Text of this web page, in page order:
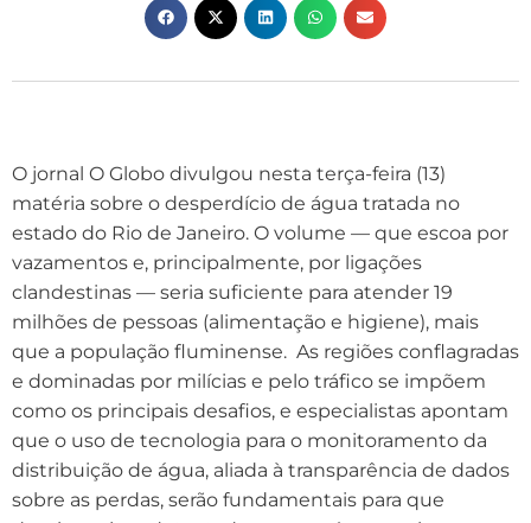
O jornal O Globo divulgou nesta terça-feira (13)
matéria sobre o desperdício de água tratada no
estado do Rio de Janeiro. O volume — que escoa por
vazamentos e, principalmente, por ligações
clandestinas — seria suficiente para atender 19
milhões de pessoas (alimentação e higiene), mais
que a população fluminense. As regiões conflagradas
e dominadas por milícias e pelo tráfico se impõem
como os principais desafios, e especialistas apontam
que o uso de tecnologia para o monitoramento da
distribuição de água, aliada à transparência de dados
sobre as perdas, serão fundamentais para que